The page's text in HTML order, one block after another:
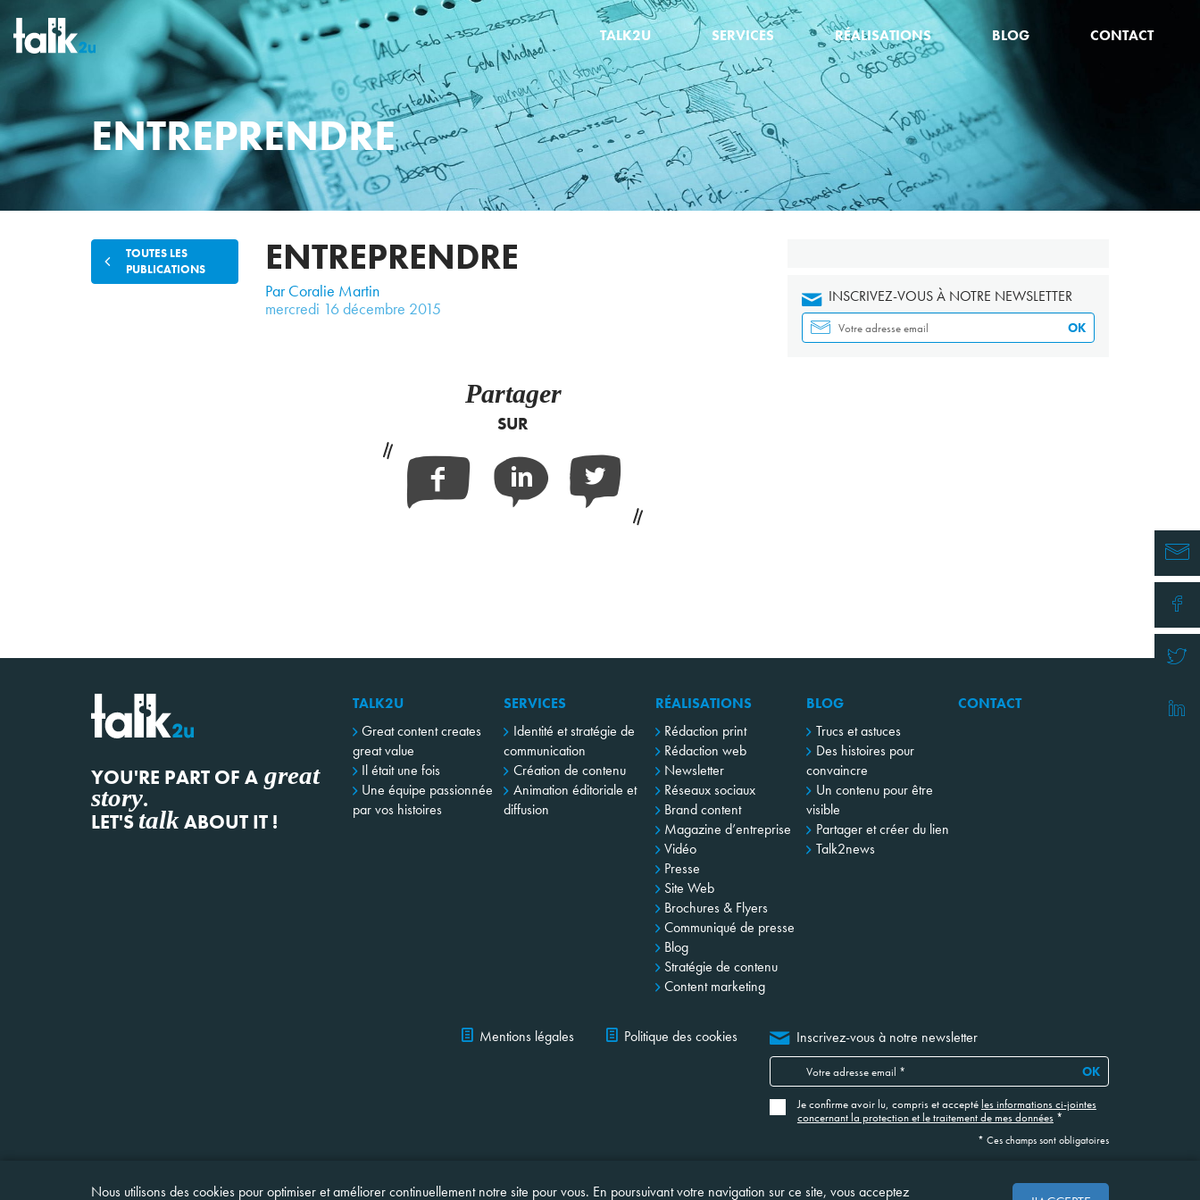
TALK2U SERVICES RÉALISATIONS BLOG CONTACT
ENTREPRENDRE
ENTREPRENDRE
Par Coralie Martin
mercredi 16décembre 2015
Partager
SUR
TOUTES LES
PUBLICATIONS
INSCRIVEZ-VOUS À NOTRE NEWSLETTER
OK
YOU'RE PART OF A great
story.
LET'S talkABOUT IT !
TALK2U
Great content creates
great value
Il était une fois
Une équipe passionnée
par vos histoires
SERVICES
Identité et stratégie de
communication
Création de contenu
Animation éditoriale et
diffusion
RÉALISATIONS
Rédaction print
Rédaction web
Newsletter
Réseaux sociaux
Brand content
Magazine d’entreprise
Vidéo
Presse
Site Web
Brochures & Flyers
Communiqué de presse
Blog
Stratégie de contenu
Content marketing
BLOG
Trucs et astuces
Des histoires pour
convaincre
Un contenu pour être
visible
Partager et créer du lien
Talk2news
CONTACT
Mentions légales Politique des cookies Inscrivez-vous à notre newsletter
Je confirme avoir lu, compris et acceptéles informations ci-jointes
concernant la protection et le traitement de mes données*
* Ces champs sont obligatoires
OK
Site web réalisé en collaboration avec NOOSPHERE
Nous utilisons des cookies pour optimiser et améliorer continuellement notre site pour vous. En poursuivant votre navigation sur ce site, vous acceptez